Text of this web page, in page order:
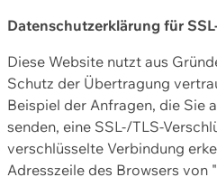
Datenschutzerklärung für
Diese Website nutzt aus
Schutz der Übertragung
Beispiel der Anfragen, die Sie
senden, eine SSL-/TLS-
verschlüsselte Verbindung
Adresszeile des Browsers